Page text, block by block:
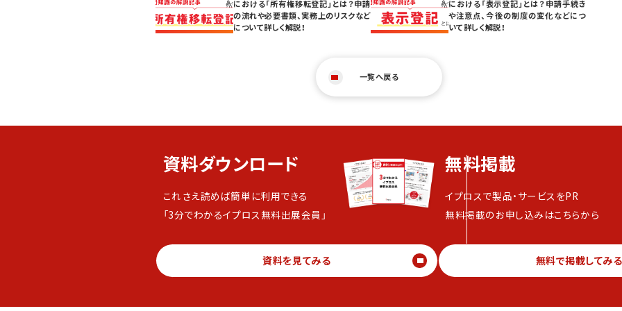
における「所有権移転登記」とは？申請
の流れや必要書類、実務上のリスクなど
について詳しく解説！
における「表示登記」とは？申請手続き
や注意点、今後の制度の変化などにつ
いて詳しく解説！
一覧へ戻る
資料ダウンロード
これさえ読めば簡単に利用できる
「3分でわかるイプロス無料出展会員」
資料を見てみる
無料掲載
イプロスで製品・サービスをPR
無料掲載のお申し込みはこちらから
無料で掲載してみる